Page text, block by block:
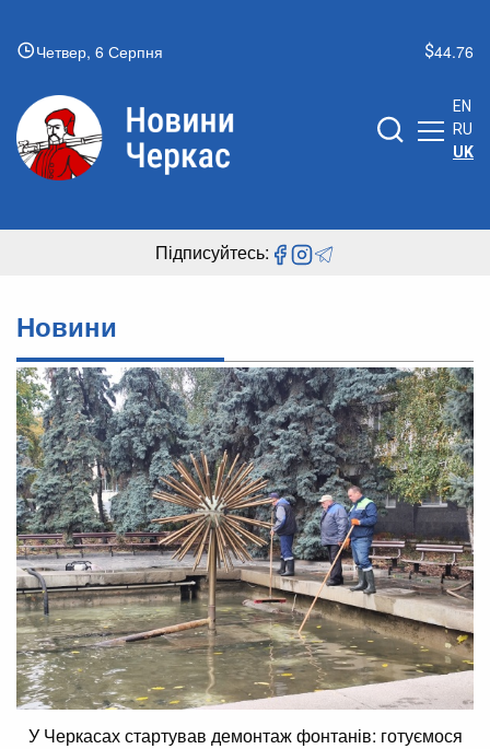
Четвер, 6 Серпня 44.76
EN
RU
UK
Підписуйтесь:
Новини
У Черкасах стартував демонтаж фонтанів: готуємося